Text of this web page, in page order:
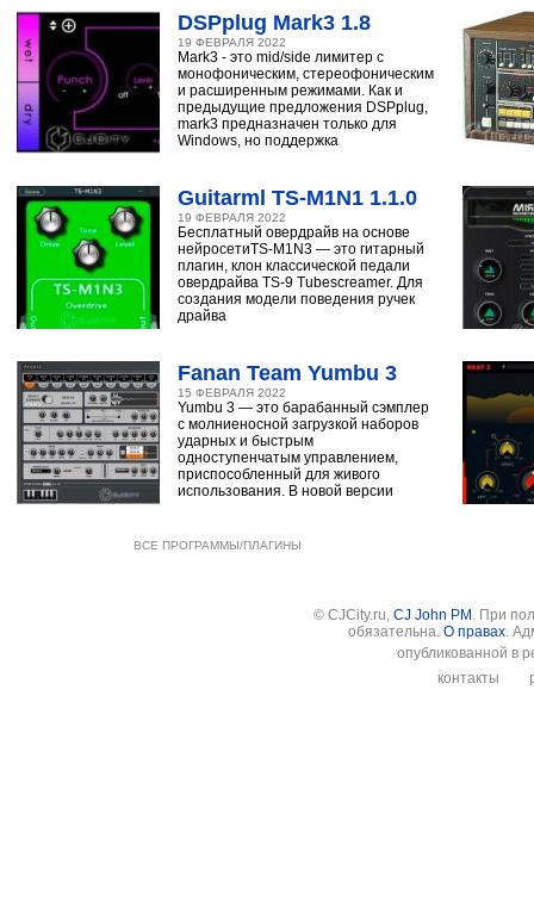
DSPplug Mark3 1.8
19 ФЕВРАЛЯ 2022
Mark3 - это mid/side лимитер с
монофоническим, стереофоническим
и расширенным режимами. Как и
предыдущие предложения DSPplug,
mark3 предназначен только для
Windows, но поддержка
Guitarml TS-M1N1 1.1.0
19 ФЕВРАЛЯ 2022
Бесплатный овердрайв на основе
нейросетиTS-M1N3 — это гитарный
плагин, клон классической педали
овердрайва TS-9 Tubescreamer. Для
создания модели поведения ручек
драйва
Fanan Team Yumbu 3
15 ФЕВРАЛЯ 2022
Yumbu 3 — это барабанный сэмплер
с молниеносной загрузкой наборов
ударных и быстрым
одноступенчатым управлением,
приспособленный для живого
использования. В новой версии
ВСЕ ПРОГРАММЫ/ПЛАГИНЫ
© CJCity.ru, CJ John PM . При
обязательна. О правах.
опубликованной в
контакты